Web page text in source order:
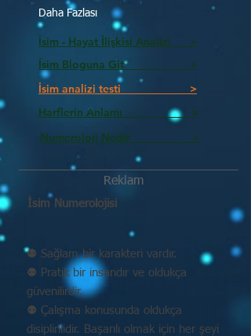
Daha Fazlası
İsim - Hayat İlişkisi Analizi >
İsim Bloguna Git >
İsim analizi testi >
Harflerin Anlamı >
Numeroloji Nedir_________ >
Reklam
İsim Numerolojisi
⚉ Sağlam bir karakteri vardır.
⚉ Pratik bir insandır ve oldukça
güvenilirdir.
⚉ Çalışma konusunda oldukça
disiplinlidir. Başarılı olmak için her şeyi